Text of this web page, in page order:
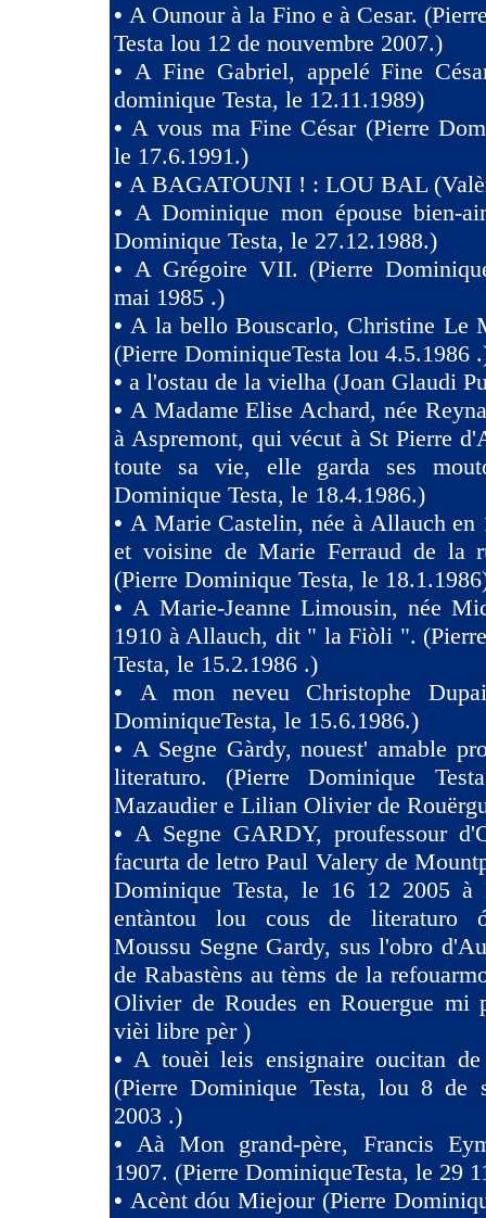
• A Ounour à la Fino e à Cesar.
Testa lou 12 de nouvembre 2007.)
• A Fine Gabriel, appelé Fine
dominique Testa, le 12.11.1989)
•A vous ma Fine César (Pierre
le 17.6.1991.)
• A BAGATOUNI ! : LOU BAL
• A Dominique mon épouse bien-
Dominique Testa, le 27.12.1988.)
• A Grégoire VII. (Pierre
mai 1985 .)
•A la bello Bouscarlo, Christine Le
(Pierre DominiqueTesta lou 4.5.1986
• a l'ostau de la vielha (Joan Glaudi
• A Madame Elise Achard, née
à Aspremont, qui vécut à St Pierre
toute sa vie, elle garda ses
Dominique Testa, le 18.4.1986.)
• A Marie Castelin, née à Allauch en
et voisine de Marie Ferraud de la
(Pierre Dominique Testa, le
•A Marie-Jeanne Limousin, née
1910 à Allauch, dit " la Fiòli ".
Testa, le 15.2.1986 .)
• A mon neveu Christophe
DominiqueTesta, le 15.6.1986.)
• A Segne Gàrdy, nouest' amable
literaturo. (Pierre Dominique
Mazaudier e Lilian Olivier de
• A Segne GARDY, proufessour
facurta de letro Paul Valery de
Dominique Testa, le 16 12 2005 à
entàntou lou cous de literaturo
Moussu Segne Gardy, sus l'obro
de Rabastèns au tèms de la
Olivier de Roudes en Rouergue mi
vièi libre pèr )
•A touèi leis ensignaire oucitan
(Pierre Dominique Testa, lou 8 de
2003 .)
•Aà Mon grand-père, Francis
1907. (Pierre DominiqueTesta, le 29
• Acènt dóu Miejour (Pierre